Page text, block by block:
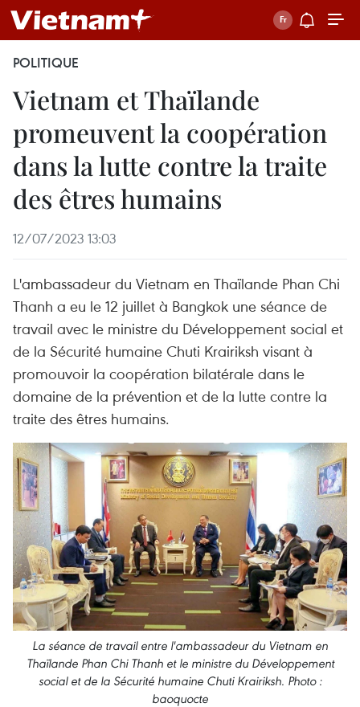
POLITIQUE
Vietnam et Thaïlande
promeuvent la coopération
dans la lutte contre la traite
des êtres humains
12/07/2023 13:03
L'ambassadeur du Vietnam en Thaïlande Phan Chi
Thanh a eu le 12 juillet à Bangkok une séance de
travail avec le ministre du Développement social et
de la Sécurité humaine Chuti Krairiksh visant à
promouvoir la coopération bilatérale dans le
domaine de la prévention et de la lutte contre la
traite des êtres humains.
La séance de travail entre l'ambassadeur du Vietnam en
Thaïlande Phan Chi Thanh et le ministre du Développement
social et de la Sécurité humaine Chuti Krairiksh. Photo :
baoquocte